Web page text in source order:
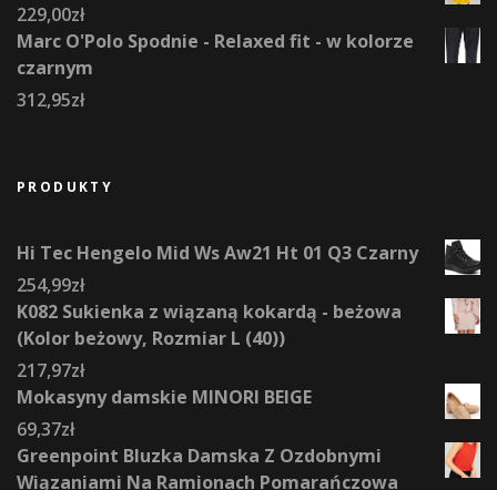
229,00zł
Marc O'Polo Spodnie - Relaxed fit - w kolorze
czarnym
312,95zł
PRODUKTY
Hi Tec Hengelo Mid Ws Aw21 Ht 01 Q3 Czarny
254,99zł
K082 Sukienka z wiązaną kokardą - beżowa
(Kolor beżowy, Rozmiar L (40))
217,97zł
Mokasyny damskie MINORI BEIGE
69,37zł
Greenpoint Bluzka Damska Z Ozdobnymi
Wiązaniami Na Ramionach Pomarańczowa